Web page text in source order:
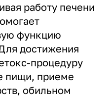
работу печени
функцию
достижения
процедуру
пищи, приеме
обильном